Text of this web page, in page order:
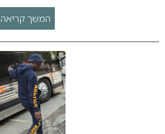
המשך קריאה